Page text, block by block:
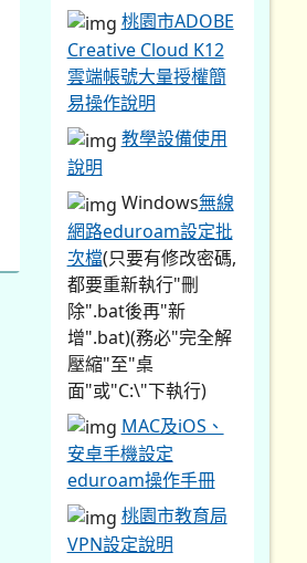
桃園市ADOBE
Creative Cloud K12
雲端帳號大量授權簡
易操作說明
教學設備使用
說明
Windows無線
網路eduroam設定批
次檔(只要有修改密碼,
都要重新執行"刪
除".bat後再"新
增".bat)(務必"完全解
壓縮"至"桌
面"或"C:\"下執行)
MAC及iOS、
安卓手機設定
eduroam操作手冊
桃園市教育局
VPN設定說明